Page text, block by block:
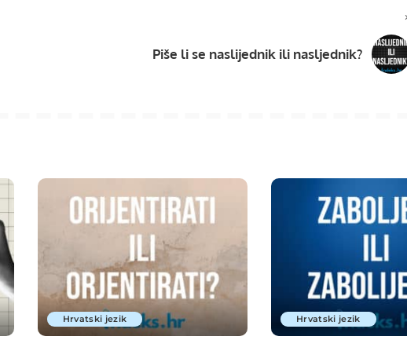
Piše li se naslijednik ili nasljednik?
Hrvatski jezik Hrvatski jezik